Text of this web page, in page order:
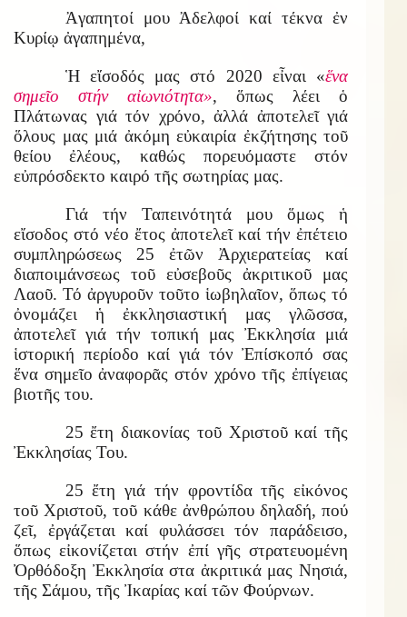
Ἀγαπητοί μου Ἀδελφοί καί τέκνα ἐν
Κυρίῳ ἀγαπημένα,
Ἡ εἴσοδός μας στό 2020 εἶναι «ἕνα
σημεῖο στήν αἰωνιότητα», ὅπως λέει ὁ
Πλάτωνας γιά τόν χρόνο, ἀλλά ἀποτελεῖ γιά
ὅλους μας μιά ἀκόμη εὐκαιρία ἐκζήτησης τοῦ
θείου ἐλέους, καθώς πορευόμαστε στόν
εὐπρόσδεκτο καιρό τῆς σωτηρίας μας.
Γιά τήν Ταπεινότητά μου ὅμως ἡ
εἴσοδος στό νέο ἔτος ἀποτελεῖ καί τήν ἐπέτειο
συμπληρώσεως 25 ἐτῶν Ἀρχιερατείας καί
διαποιμάνσεως τοῦ εὐσεβοῦς ἀκριτικοῦ μας
Λαοῦ. Τό ἀργυροῦν τοῦτο ἱωβηλαῖον, ὅπως τό
ὀνομάζει ἡ ἐκκλησιαστική μας γλῶσσα,
ἀποτελεῖ γιά τήν τοπική μας Ἐκκλησία μιά
ἱστορική περίοδο καί γιά τόν Ἐπίσκοπό σας
ἕνα σημεῖο ἀναφορᾶς στόν χρόνο τῆς ἐπίγειας
βιοτῆς του.
25 ἔτη διακονίας τοῦ Χριστοῦ καί τῆς
Ἐκκλησίας Του.
25 ἔτη γιά τήν φροντίδα τῆς εἰκόνος
τοῦ Χριστοῦ, τοῦ κάθε ἀνθρώπου δηλαδή, πού
ζεῖ, ἐργάζεται καί φυλάσσει τόν παράδεισο,
ὅπως εἰκονίζεται στήν ἐπί γῆς στρατευομένη
Ὀρθόδοξη Ἐκκλησία στα ἀκριτικά μας Νησιά,
τῆς Σάμου, τῆς Ἰκαρίας καί τῶν Φούρνων.